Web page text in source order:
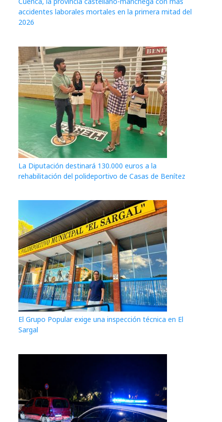
accidentes laborales mortales en la primera mitad del
2026
La Diputación destinará 130.000 euros a la
rehabilitación del polideportivo de Casas de Benítez
El Grupo Popular exige una inspección técnica en El
Sargal